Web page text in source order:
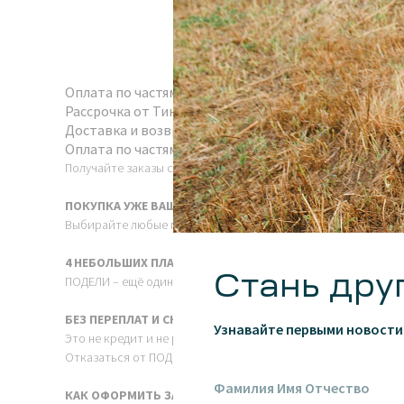
Оплата по частям
Рассрочка от Тинькофф
Доставка и возврат
Оплата по частям
Получайте заказы сразу, а платите за них постепенно без
ПОКУПКА УЖЕ ВАША
Выбирайте любые понравившиеся товары, сборка заказа
4 НЕБОЛЬШИХ ПЛАТЕЖА
ПОДЕЛИ – ещё один способ оплаты: сервис автоматически
БЕЗ ПЕРЕПЛАТ И СКРЫТЫХ УСЛОВИЙ
Это не кредит и не рассрочка: вы заплатите ровно ту
Отказаться от ПОДЕЛИ-заказа так же просто, как и от
КАК ОФОРМИТЬ ЗАКАЗ
Стань
Узнавайте первыми